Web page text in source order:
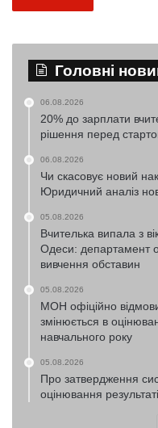
Головні
06.08.2026
20% до зарплати
рішення перед
06.08.2026
Чи скасовує новий
Юридичний аналіз
05.08.2026
Вчителька випала з
Одеси: департамент
вивчення обставин
05.08.2026
МОН офіційно
змінюється в
навчального року
05.08.2026
Про затвердження
оцінювання